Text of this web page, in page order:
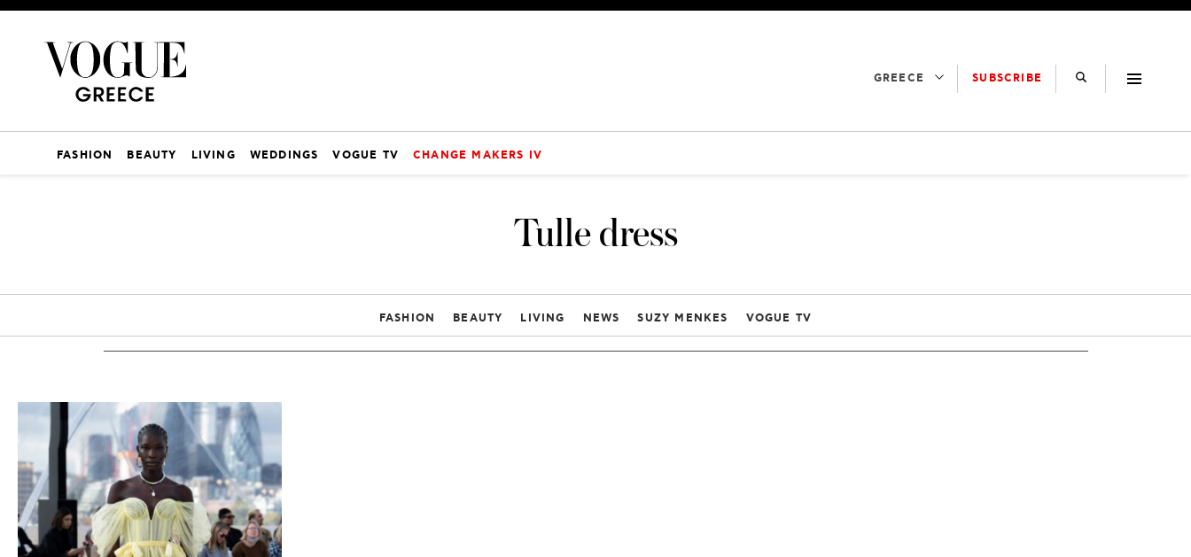
GREECE SUBSCRIBE
FASHION BEAUTY LIVING WEDDINGS VOGUE TV CHANGE MAKERS IV
Tulle dress
FASHION BEAUTY LIVING NEWS SUZY MENKES VOGUE TV